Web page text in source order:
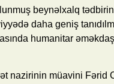
beynəlxalq
daha geniş
humanitar
nazirinin müavini Fərid